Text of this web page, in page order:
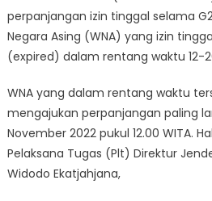
perpanjangan izin tinggal selama
Negara Asing (WNA) yang izin
(expired) dalam rentang waktu 12-
WNA yang dalam rentang waktu
mengajukan perpanjangan paling
November 2022 pukul 12.00 WITA.
Pelaksana Tugas (Plt) Direktur
Widodo Ekatjahjana,